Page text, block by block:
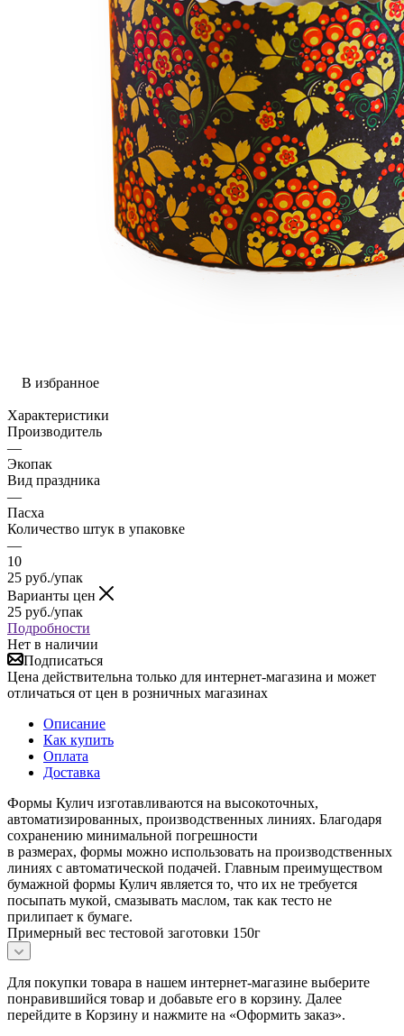
В избранное
Характеристики
Производитель
—
Экопак
Вид праздника
—
Пасха
Количество штук в упаковке
—
10
25 руб./упак
Варианты цен
25 руб./упак
Подробности
Нет в наличии
Подписаться
Цена действительна только для интернет-магазина и может
отличаться от цен в розничных магазинах
Описание
Как купить
Оплата
Доставка
Формы Кулич изготавливаются на высокоточных,
автоматизированных, производственных линиях. Благодаря
сохранению минимальной погрешности
в размерах, формы можно использовать на производственных
линиях с автоматической подачей. Главным преимуществом
бумажной формы Кулич является то, что их не требуется
посыпать мукой, смазывать маслом, так как тесто не
прилипает к бумаге.
Примерный вес тестовой заготовки 150г
Для покупки товара в нашем интернет-магазине выберите
понравившийся товар и добавьте его в корзину. Далее
перейдите в Корзину и нажмите на «Оформить заказ».